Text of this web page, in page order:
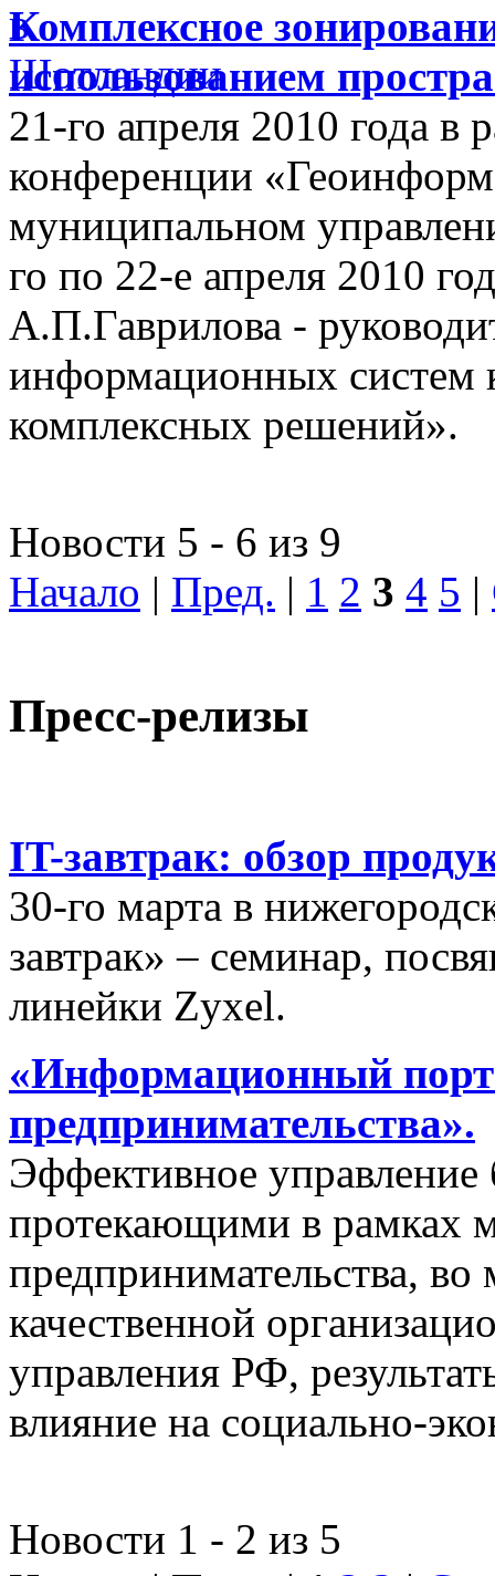
Комплексное
использованием
21-го апреля 2010 года в
конференции
муниципальном
го по 22-е апреля 2010
А.П.Гаврилова -
информационных систем
комплексных решений».
Новости 5 - 6 из 9
Начало | Пред. | 1 2 3 4 5 |
Пресс-релизы
IT-завтрак: обзор
30-го марта в
завтрак» – семинар,
линейки Zyxel.
«Информационный
предпринимательства».
Эффективное управление
протекающими в рамках
предпринимательства,
качественной
управления РФ,
влияние на социально-
Новости 1 - 2 из 5